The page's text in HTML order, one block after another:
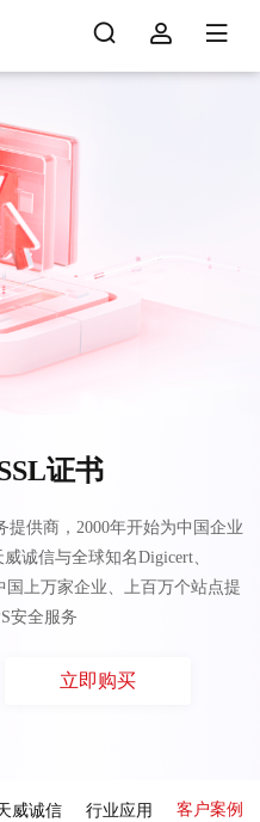
证书
供商，2000年开始为中国企业
诚信与全球知名Digicert、
国上万家企业、上百万个站点提
安全服务
立即购买
威诚信 行业应用 客户案例